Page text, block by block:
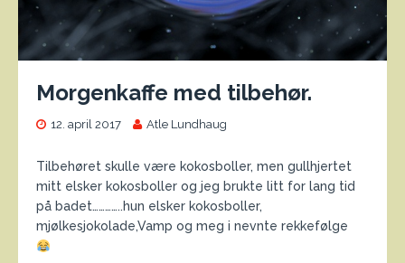
Morgenkaffe med tilbehør.
12. april 2017 Atle Lundhaug
Tilbehøret skulle være kokosboller, men gullhjertet
mitt elsker kokosboller og jeg brukte litt for lang tid
på badet…………..hun elsker kokosboller,
mjølkesjokolade,Vamp og meg i nevnte rekkefølge